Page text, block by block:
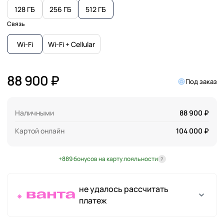
128 ГБ 256 ГБ 512 ГБ
Связь
Wi-Fi Wi-Fi + Cellular
88 900 ₽ Под заказ
Наличными
88 900 ₽
Картой онлайн
104 000 ₽
+889 бонусов на карту лояльности ?
не удалось рассчитать
платеж